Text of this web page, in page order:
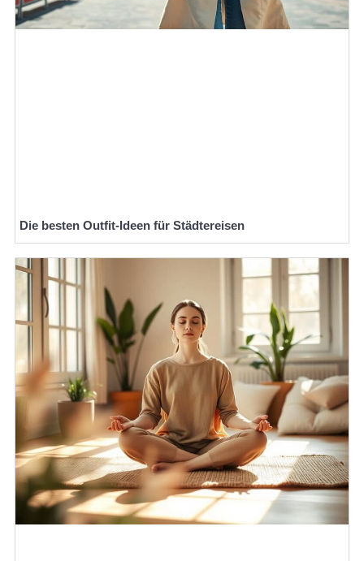
Die besten Outfit-Ideen für Städtereisen